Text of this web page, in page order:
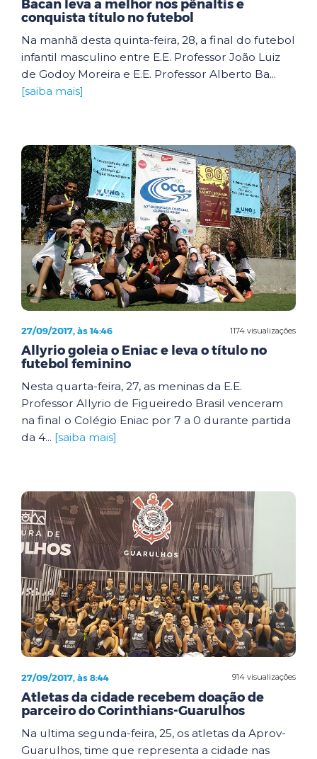
Bacan leva a melhor nos pênaltis e
conquista título no futebol
Na manhã desta quinta-feira, 28, a final do futebol
infantil masculino entre E.E. Professor João Luiz
de Godoy Moreira e E.E. Professor Alberto Ba...
[saiba mais]
1174 visualizações
27/09/2017, às 14:46
Allyrio goleia o Eniac e leva o título no
futebol feminino
Nesta quarta-feira, 27, as meninas da E.E.
Professor Allyrio de Figueiredo Brasil venceram
na final o Colégio Eniac por 7 a 0 durante partida
da 4... [saiba mais]
914 visualizações
27/09/2017, às 8:44
Atletas da cidade recebem doação de
parceiro do Corinthians-Guarulhos
Na ultima segunda-feira, 25, os atletas da Aprov-
Guarulhos, time que representa a cidade nas